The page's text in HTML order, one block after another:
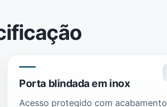
Porta blindada em inox
Acesso protegido com acabamento